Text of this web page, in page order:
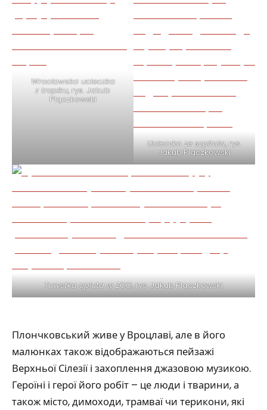
Wrocławska ucieczka
z tropiku, rys. Jakub
Plączkowski
Ucieczka ze szpitala, rys.
Jakub Plączkowski
Turystka opluta w ZOO, rys. Jakub Plączkowski
Плончковський живе у Вроцлаві, але в його
малюнках також відображаються пейзажі
Верхньої Сілезії і захоплення джазовою музикою.
Героїні і герої його робіт – це люди і тварини, а
також місто, димоходи, трамваї чи терикони, які